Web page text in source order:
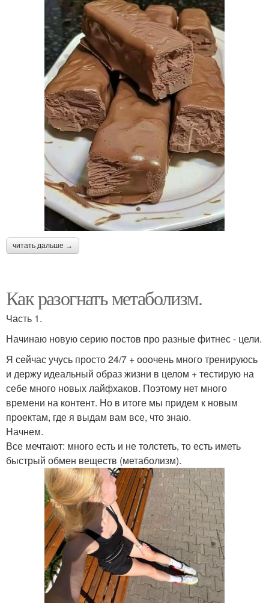
читать дальше →
Как разогнать метаболизм.
Часть 1.
Начинаю новую серию постов про разные фитнес - цели.
Я сейчас учусь просто 24/7 + ооочень много тренируюсь
и держу идеальный образ жизни в целом + тестирую на
себе много новых лайфхаков. Поэтому нет много
времени на контент. Но в итоге мы придем к новым
проектам, где я выдам вам все, что знаю.
Начнем.
Все мечтают: много есть и не толстеть, то есть иметь
быстрый обмен веществ (метаболизм).